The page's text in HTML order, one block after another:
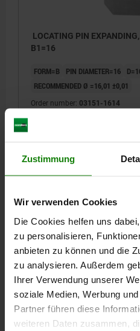
Zustimmung
Wir verwenden Cookies
Die Cookies helfen uns
zu personalisieren,
anbieten zu können und die
zu analysieren. Außerdem
Ihrer Verwendung unserer
soziale Medien, Werbung
Partner führen diese
weiteren Daten zusammen,
LOCATING PIN
B1=16
FORM=B PIN DIAMETER=16
RECOMMENDED Ø =16,01 ±0,01
Order number: 03151-1614
LOCATING PIN
FORM=B PIN DIAMETER=28